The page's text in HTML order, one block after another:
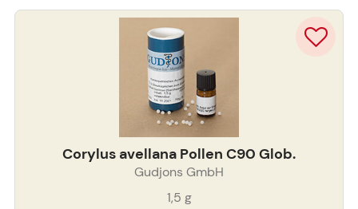
Corylus avellana Pollen C90 Glob.
Gudjons GmbH
1,5 g